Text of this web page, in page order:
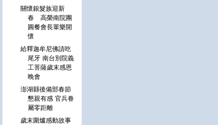
關懷銀髮族迎新
春 高榮南院團
圓餐會長輩樂開
懷
給釋迦牟尼佛請吃
尾牙 南台別院義
工菩薩歲末感恩
晚會
澎湖縣後備部春節
懇親有感 官兵眷
屬零距離
歲末圍爐感動故事